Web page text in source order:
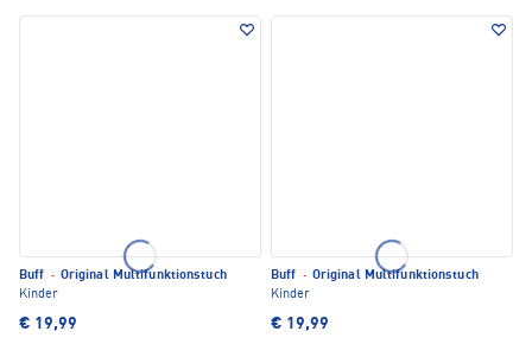
Buff · Original Multifunktionstuch
Kinder
€ 19,99
Buff · Original Multifunktionstuch
Kinder
€ 19,99